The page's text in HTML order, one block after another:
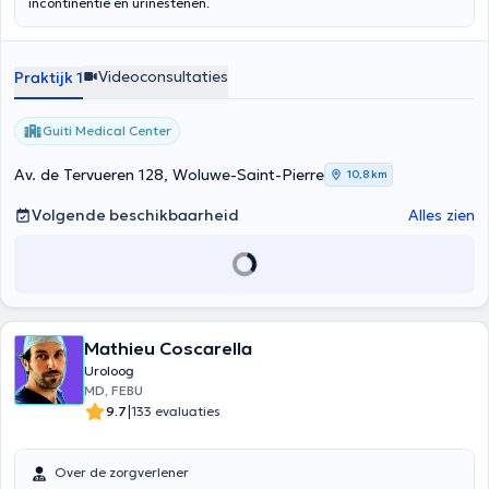
Praktijk 1 Videoconsultaties
Guiti Medical Center
Av. de Tervueren 128, Woluwe-Saint-Pierre 10,8 km
Volgende beschikbaarheid Alles zien
Mathieu Coscarella
Uroloog
MD, FEBU
9.7|133 evaluaties
Over de zorgverlener